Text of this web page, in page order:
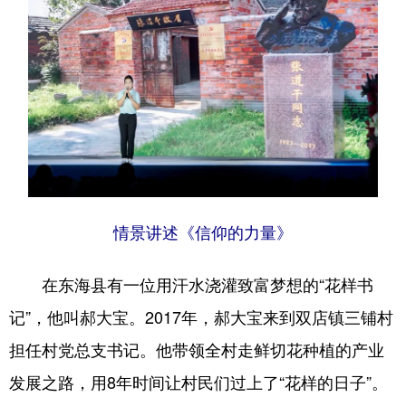
情景讲述《信仰的力量》
在东海县有一位用汗水浇灌致富梦想的“花样书
记”，他叫郝大宝。2017年，郝大宝来到双店镇三铺村
担任村党总支书记。他带领全村走鲜切花种植的产业
发展之路，用8年时间让村民们过上了“花样的日子”。